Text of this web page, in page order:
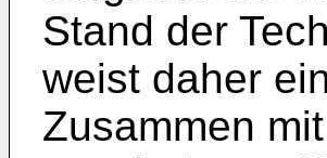
Stand der
weist daher
Zusammen